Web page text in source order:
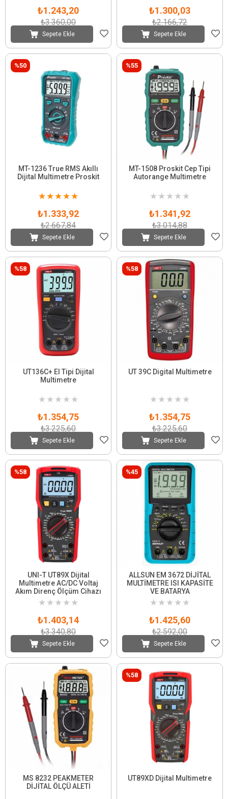
₺1.243,20
₺3.360,00
Sepete Ekle
₺1.300,03
₺2.166,72
Sepete Ekle
MT-1236 True RMS Akıllı
Dijital Multimetre Proskit
★★★★★
₺1.333,92
₺2.667,84
Sepete Ekle
%50
MT-1508 Proskit Cep Tipi
Autorange Multimetre
★ ★ ★ ★ ★
₺1.341,92
₺3.014,88
Sepete Ekle
%55
UT136C+ El Tipi Dijital
Multimetre
★ ★ ★ ★ ★
₺1.354,75
₺3.225,60
Sepete Ekle
%58
UT 39C Digital Multimetre
★ ★ ★ ★ ★
₺1.354,75
₺3.225,60
Sepete Ekle
%58
UNI-T UT89X Dijital
Multimetre AC/DC Voltaj
Akım Direnç Ölçüm Cihazı
★ ★ ★ ★ ★
₺1.403,14
₺3.340,80
Sepete Ekle
%58
ALLSUN EM 3672 DİJİTAL
MULTİMETRE ISI KAPASİTE
VE BATARYA
★ ★ ★ ★ ★
₺1.425,60
₺2.592,00
Sepete Ekle
%45
MS 8232 PEAKMETER
DİJİTAL ÖLÇÜ ALETİ
UT89XD Dijital Multimetre
%58